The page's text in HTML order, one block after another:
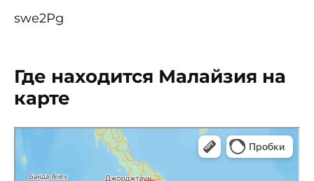
swe2Pg
Где находится Малайзия на
карте